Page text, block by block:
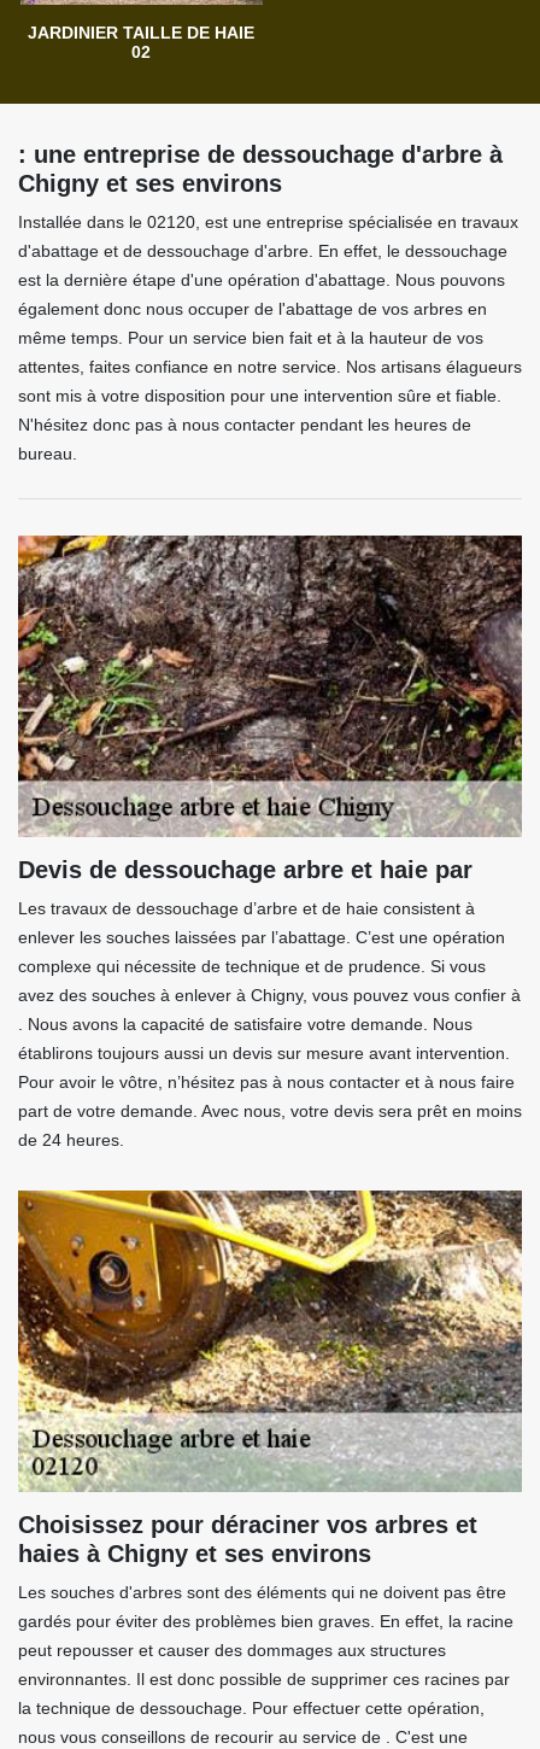
JARDINIER TAILLE DE HAIE
02
: une entreprise de dessouchage d'arbre à
Chigny et ses environs
Installée dans le 02120, est une entreprise spécialisée en travaux
d'abattage et de dessouchage d'arbre. En effet, le dessouchage
est la dernière étape d'une opération d'abattage. Nous pouvons
également donc nous occuper de l'abattage de vos arbres en
même temps. Pour un service bien fait et à la hauteur de vos
attentes, faites confiance en notre service. Nos artisans élagueurs
sont mis à votre disposition pour une intervention sûre et fiable.
N'hésitez donc pas à nous contacter pendant les heures de
bureau.
Devis de dessouchage arbre et haie par
Les travaux de dessouchage d’arbre et de haie consistent à
enlever les souches laissées par l’abattage. C’est une opération
complexe qui nécessite de technique et de prudence. Si vous
avez des souches à enlever à Chigny, vous pouvez vous confier à
. Nous avons la capacité de satisfaire votre demande. Nous
établirons toujours aussi un devis sur mesure avant intervention.
Pour avoir le vôtre, n’hésitez pas à nous contacter et à nous faire
part de votre demande. Avec nous, votre devis sera prêt en moins
de 24 heures.
Choisissez pour déraciner vos arbres et
haies à Chigny et ses environs
Les souches d'arbres sont des éléments qui ne doivent pas être
gardés pour éviter des problèmes bien graves. En effet, la racine
peut repousser et causer des dommages aux structures
environnantes. Il est donc possible de supprimer ces racines par
la technique de dessouchage. Pour effectuer cette opération,
nous vous conseillons de recourir au service de . C'est une